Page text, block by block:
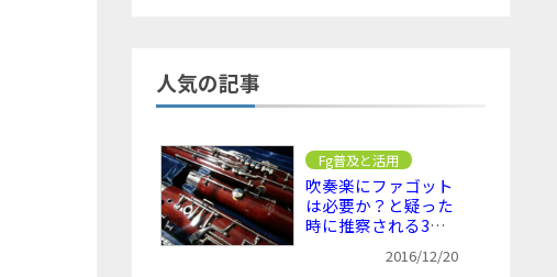
人気の記事
Fg普及と活用
吹奏楽にファゴット
は必要か？と疑った
時に推察される3つ
2016/12/20